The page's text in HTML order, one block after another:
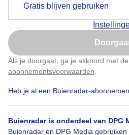
Gratis blijven gebruiken
Als je doorgaat, ga je akkoord met de
abonnementsvoorwaarden
Heb je al een Buienradar-
Buienradar is onderdeel van DPG
Buienradar en DPG Media
Vanmiddag steeds meer
Lente Zon Wolken
Nu niet,
Klik hierom dit